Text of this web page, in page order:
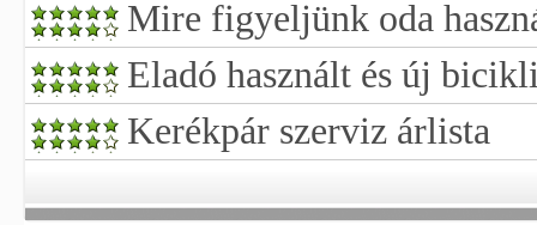
Mire figyeljünk oda
Eladó használt és új
Kerékpár szerviz árlista